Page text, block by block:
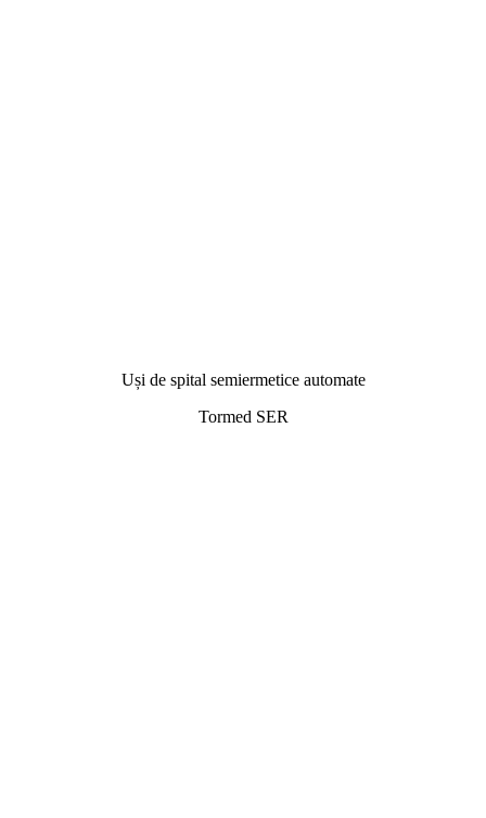
Uși de spital semiermetice automate
Tormed SER